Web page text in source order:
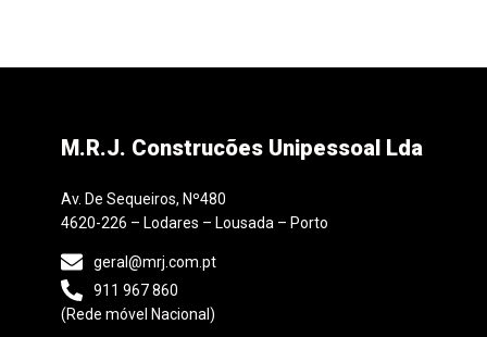
M.R.J. Construcões Unipessoal Lda
Av. De Sequeiros, Nº480
4620-226 – Lodares – Lousada – Porto
geral@mrj.com.pt
911 967 860
(Rede móvel Nacional)